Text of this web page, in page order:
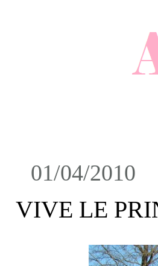
01/04/2010
VIVE LE